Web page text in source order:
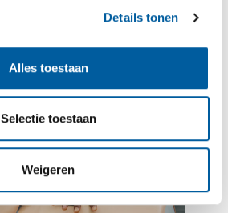
Details tonen
Alles toestaan
Selectie toestaan
Weigeren